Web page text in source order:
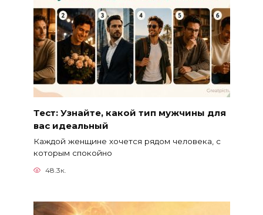
Тест: Узнайте, какой тип мужчины для
вас идеальный
Каждой женщине хочется рядом человека, с
которым спокойно
48.3к.